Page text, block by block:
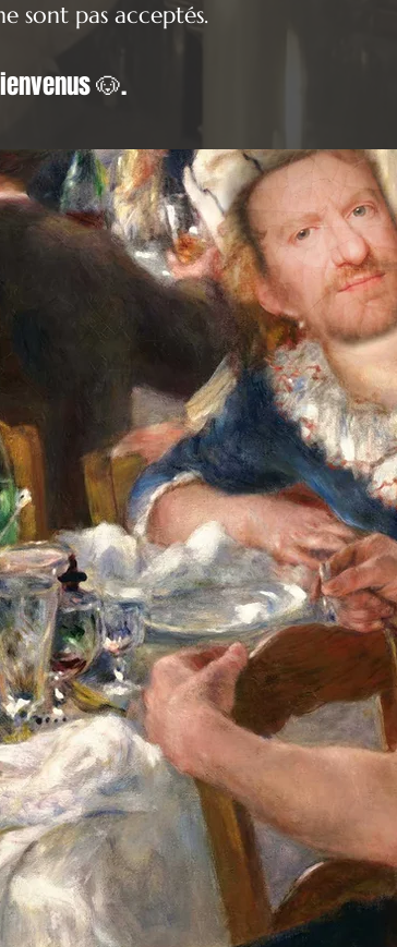
sont pas acceptés.
🐶.